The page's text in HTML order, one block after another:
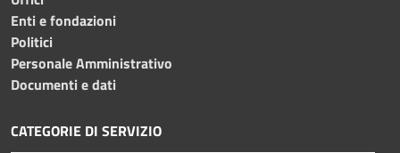
Enti e fondazioni
Politici
Personale Amministrativo
Documenti e dati
CATEGORIE DI SERVIZIO